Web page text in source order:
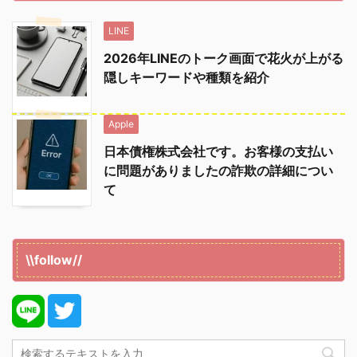
LINE
2026年LINEのトーク画面で花火が上がる
隠しキーワードや種類を紹介
Apple
日本債権株式会社です。お客様の支払い
に問題がありましたの詐欺の詳細につい
て
\\follow//